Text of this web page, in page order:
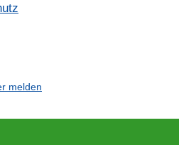
melden